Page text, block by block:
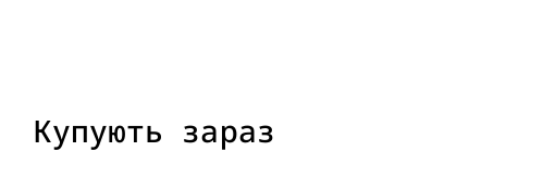
Купують зараз